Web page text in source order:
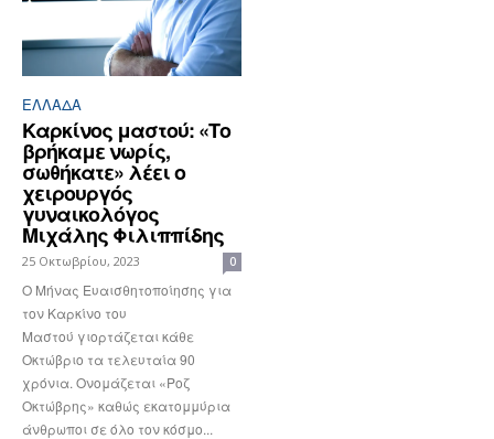
ΕΛΛΆΔΑ
Καρκίνος μαστού: «Το
βρήκαμε νωρίς,
σωθήκατε» λέει ο
χειρουργός
γυναικολόγος
Μιχάλης Φιλιππίδης
25 Οκτωβρίου, 2023 0
Ο Μήνας Ευαισθητοποίησης για
τον Καρκίνο του
Μαστού γιορτάζεται κάθε
Οκτώβριο τα τελευταία 90
χρόνια. Ονομάζεται «Ροζ
Οκτώβρης» καθώς εκατομμύρια
άνθρωποι σε όλο τον κόσμο...